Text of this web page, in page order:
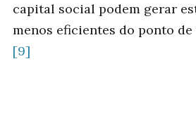
capital social podem gerar
menos eficientes do ponto
[9]